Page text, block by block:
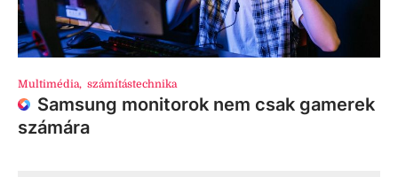
Multimédia, számítástechnika
Samsung monitorok nem csak gamerek
számára